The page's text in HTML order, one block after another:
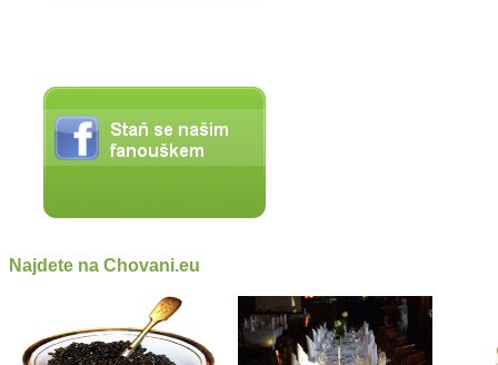
Najdete na Chovani.eu